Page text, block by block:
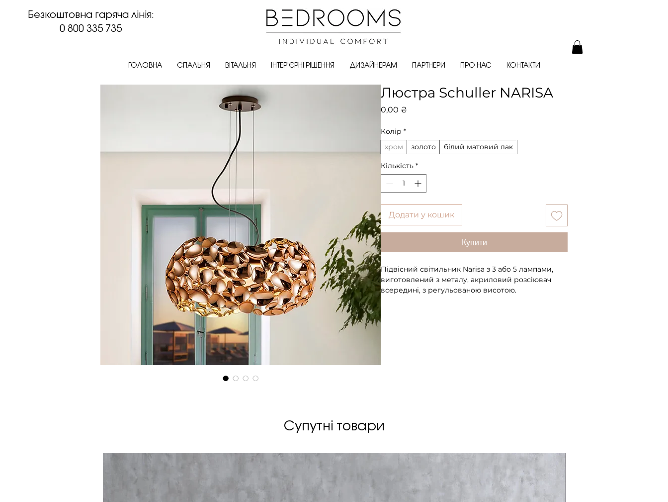
Безкоштовна гаряча лінія:
0 800 335 735
ГОЛОВНА СПАЛЬНЯ ВІТАЛЬНЯ ІНТЕР'ЄРНІ РІШЕННЯ ДИЗАЙНЕРАМ ПАРТНЕРИ ПРО НАС КОНТАКТИ
Люстра Schuller NARISA
0,00 ₴
Колір *
хром
золото білий матовий лак
Кількість *
Додати у кошик
Купити
Підвісний світильник Narisa з 3 або 5 лампами,
виготовлений з металу, акриловий розсіювач
всередині, з регульованою висотою.
Частота мережі: 50 Hz
Супутні товари